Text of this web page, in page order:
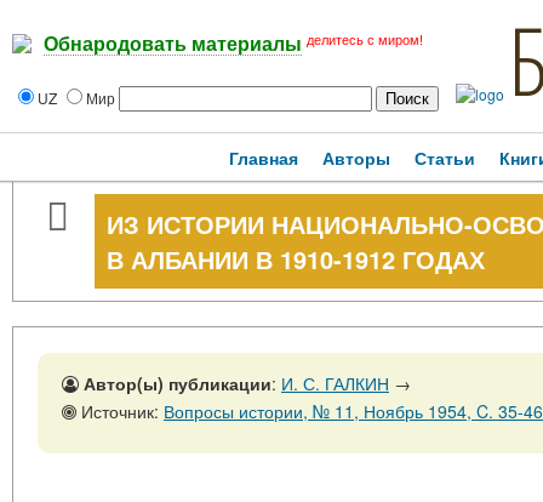
Обнародовать материалы делитесь с миром!
UZ Мир
Главная Авторы Статьи
ИЗ ИСТОРИИ НАЦИОНАЛЬНО-
В АЛБАНИИ В 1910-1912 ГОДАХ
Автор(ы) публикации: И. С. ГАЛКИН →
Источник: Вопросы истории, № 11, Ноябрь 1954, C. 35-46